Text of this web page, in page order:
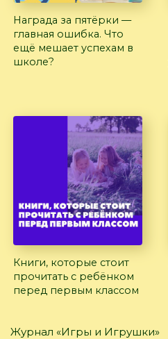
Награда за пятёрки —
главная ошибка. Что
ещё мешает успехам в
школе?
Книги, которые стоит
прочитать с ребёнком
перед первым классом
Журнал «Игры и Игрушки»